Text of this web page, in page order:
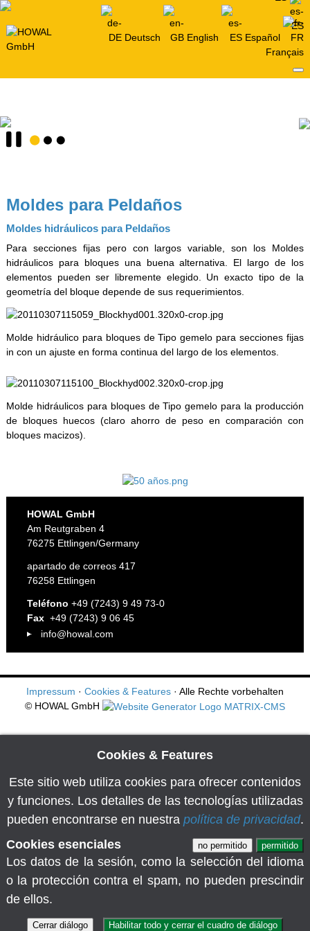
Deutsch English
Español
Français
HOWAL GmbH
Am Reutgraben 4
76275 Ettlingen/Germany
apartado de correos 417
76258 Ettlingen
Teléfono +49 (7243) 9 49 73-0
Fax+49 (7243) 9 06 45
info@howal.com
Moldes para Peldaños
Moldes hidráulicos para Peldaños
Para secciones fijas pero con largos variable, son los Moldes
hidráulicos para bloques una buena alternativa. El largo de los
elementos pueden ser libremente elegido. Un exacto tipo de la
geometría del bloque depende de sus requerimientos.
Molde hidráulico para bloques de Tipo gemelo para secciones fijas
in con un ajuste en forma continua del largo de los elementos.
Molde hidráulicos para bloques de Tipo gemelo para la producción
de bloques huecos (claro ahorro de peso en comparación con
bloques macizos).
Impressum · Cookies & Features · Alle Rechte vorbehalten
© HOWAL GmbH
Cookies & Features
Este sitio web utiliza cookies para ofrecer contenidos
y funciones. Los detalles de las tecnologías utilizadas
pueden encontrarse en nuestra política de privacidad.
Cookies esenciales
no permitido permitido
Los datos de la sesión, como la selección del idioma
o la protección contra el spam, no pueden prescindir
de ellos.
Cerrar diálogo Habilitar todo y cerrar el cuadro de diálogo